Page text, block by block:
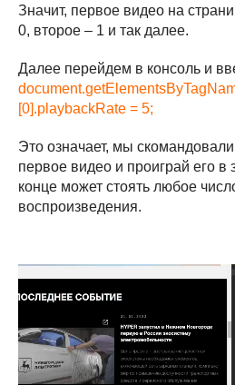
Значит, первое видео на
0, второе – 1 и так далее.
Далее перейдем в консоль и
[0].playbackRate = 5;
Это означает, мы
первое видео и проиграй его в
конце может стоять любое
воспроизведения.